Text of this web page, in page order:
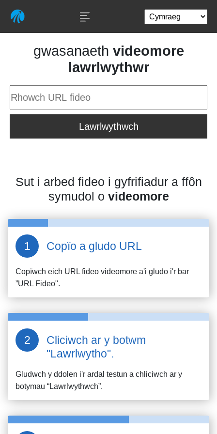
gwasanaeth videomore
lawrlwythwr
Lawrlwythwch
Sut i arbed fideo i gyfrifiadur a ffôn
symudol o videomore
Copïo a gludo URL
Copïwch eich URL fideo videomore a'i gludo i'r bar
”URL Fideo".
Cliciwch ar y botwm
"Lawrlwytho".
Gludwch y ddolen i'r ardal testun a chliciwch ar y
botymau “Lawrlwythwch”.